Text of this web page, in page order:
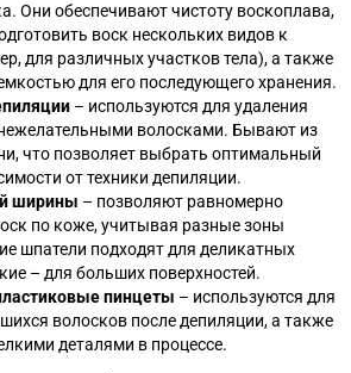
Они обеспечивают чистоту воскоплава,
воск нескольких видов к
для различных участков тела), а также
для его последующего хранения.
– используются для удаления
нежелательными волосками. Бывают из
что позволяет выбрать оптимальный
от техники депиляции.
ширины – позволяют равномерно
по коже, учитывая разные зоны
шпатели подходят для деликатных
– для больших поверхностей.
пинцеты – используются для
волосков после депиляции, а также
деталями в процессе.